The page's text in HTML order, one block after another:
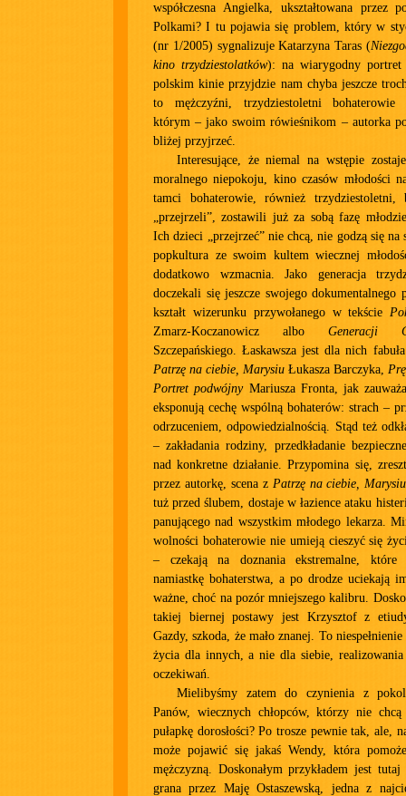
współczesna Angielka, ukształtowana przez
Polkami? I tu pojawia się problem, który w
(nr 1/2005) sygnalizuje Katarzyna Taras (
kino trzydziestolatków): na wiarygodny portret
polskim kinie przyjdzie nam chyba jeszcze
to mężczyźni, trzydziestoletni
którym – jako swoim rówieśnikom – autorka
bliżej przyjrzeć.
Interesujące, że niemal na wstępie
moralnego niepokoju, kino czasów młodości
tamci bohaterowie, również
„przejrzeli”, zostawili już za sobą fazę
Ich dzieci „przejrzeć” nie chcą, nie godzą się na
popkultura ze swoim kultem wiecznej
dodatkowo wzmacnia. Jako generacja
doczekali się jeszcze swojego dokumentalnego
kształt wizerunku przywołanego w tekście
Zmarz-Koczanowicz albo Generacji
Szczepańskiego. Łaskawsza jest dla nich
Patrzę na ciebie, Marysiu Łukasza Barczyka,
Portret podwójnyMariusza Fronta, jak
eksponują cechę wspólną bohaterów: strach –
odrzuceniem, odpowiedzialnością. Stąd też
– zakładania rodziny, przedkładanie
nad konkretne działanie. Przypomina się,
przez autorkę, scena z Patrzę na ciebie, Marysiu
tuż przed ślubem, dostaje w łazience ataku
panującego nad wszystkim młodego lekarza.
wolności bohaterowie nie umieją cieszyć się
– czekają na doznania ekstremalne, które
namiastkę bohaterstwa, a po drodze uciekają
ważne, choć na pozór mniejszego kalibru.
takiej biernej postawy jest Krzysztof z
Gazdy, szkoda, że mało znanej. To
życia dla innych, a nie dla siebie,
oczekiwań.
Mielibyśmy zatem do czynienia z
Panów, wiecznych chłopców, którzy nie
pułapkę dorosłości? Po trosze pewnie tak, ale,
może pojawić się jakaś Wendy, która
mężczyzną. Doskonałym przykładem jest
grana przez Maję Ostaszewską, jedna z